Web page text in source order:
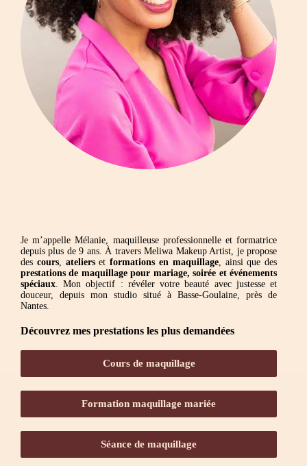
Je m’appelle Mélanie, maquilleuse professionnelle et formatrice
depuis plus de 9 ans. À travers Meliwa Makeup Artist, je propose
des cours, ateliersetformations en maquillage, ainsi que des
prestations de maquillage pour mariage, soirée et événements
spéciaux. Mon objectif : révéler votre beauté avec justesse et
douceur, depuis mon studio situé à Basse-Goulaine, près de
Nantes.
Découvrez mes prestations les plus demandées
Cours de maquillage
Formation maquillage mariée
Séance de maquillage